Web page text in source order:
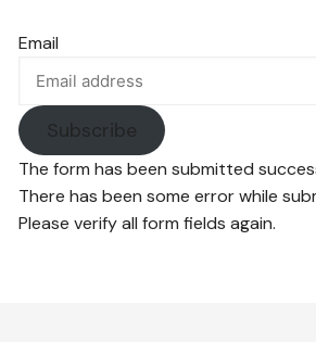
Email
Subscribe
The form has been submitted
There has been some error while
Please verify all form fields again.